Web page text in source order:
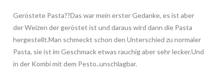
Geröstete Pasta??Das war mein erster Gedanke, es ist aber
der Weizen der geröstet ist und daraus wird dann die Pasta
hergestellt.Man schmeckt schon den Unterschied zu normaler
Pasta, sie ist im Geschmack etwas rauchig aber sehr lecker.Und
in der Kombi mit dem Pesto..unschlagbar.